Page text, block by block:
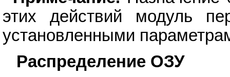
этих действий модуль
установленными
Распределение ОЗУ